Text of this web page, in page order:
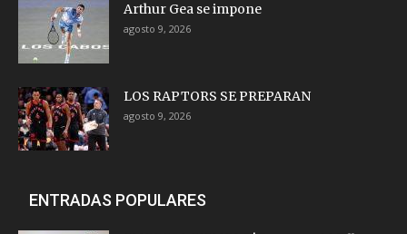
Arthur Gea se impone
agosto 9, 2026
LOS RAPTORS SE PREPARAN
agosto 9, 2026
ENTRADAS POPULARES